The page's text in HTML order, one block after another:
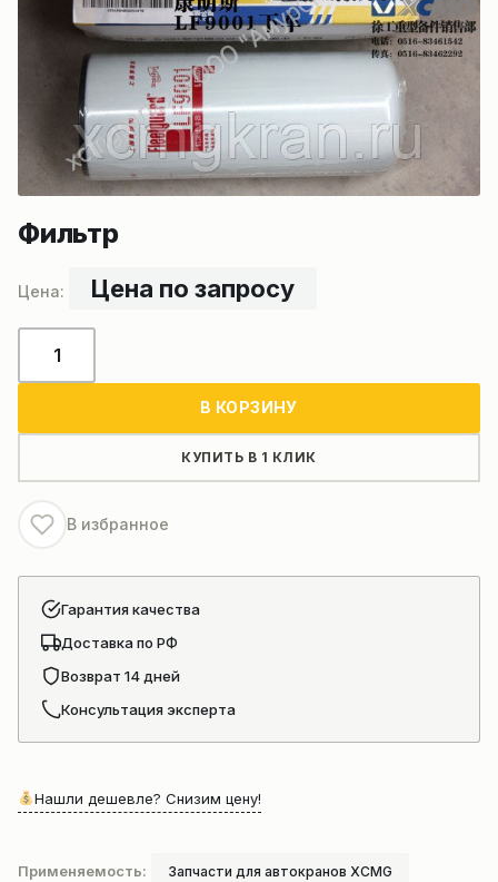
Фильтр
Цена по запросу
товара
В КОРЗИНУ
КУПИТЬ В 1 КЛИК
В избранное
Гарантия качества
Доставка по РФ
Возврат 14 дней
Консультация эксперта
Нашли дешевле? Снизим цену!
Применяемость: Запчасти для автокранов XCMG